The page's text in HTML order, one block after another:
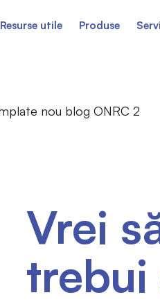
Resurse utile Produse
Vrei
trebui